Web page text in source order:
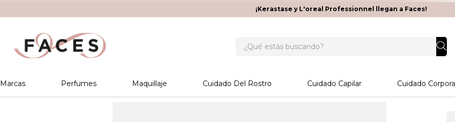
¡Kerastase y L'oreal Professionnel llegan a Faces!
Marcas Perfumes Maquillaje Cuidado Del Rostro Cuidado Capilar Cuidado